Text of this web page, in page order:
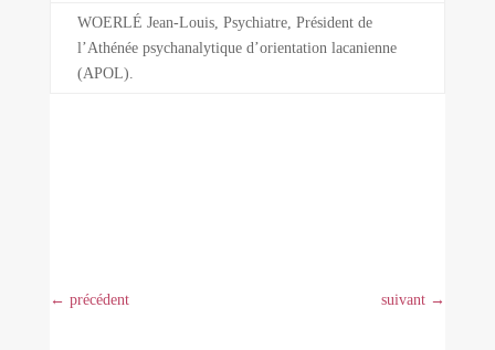
WOERLÉ Jean-Louis, Psychiatre, Président de
l’Athénée psychanalytique d’orientation lacanienne
(APOL).
← précédent suivant →